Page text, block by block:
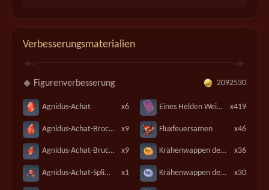
Verbesserungsmaterialien
Figurenverbesserung 2092530
Agnidus-Achat x6 Eines Helden Weisheit x419
Agnidus-Achat-Brocken x9 Fluxfeuersamen x46
Agnidus-Achat-Bruchstück x9 Krähenwappen der Goldschätze x36
Agnidus-Achat-Splitter x1 Krähenwappen der Silberschätze x30